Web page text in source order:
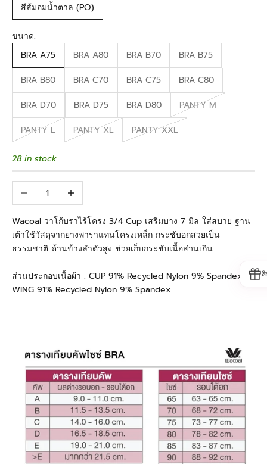
สีส้มอมน้ำตาล (PO)
ขนาด:
BRA A75
BRA A80 BRA B70
BRA B75
BRA B80
BRA C70 BRA C75
BRA C80
BRA D70
BRA D75 BRA D80
PANTY M
PANTY L
PANTY XL PANTY XXL
28 in stock
Decrease quantityIncrease quantity
Wacoal วาโก้บราไร้โครง 3/4 Cup เสริมบาง 7 มิล ใส่สบาย ฐาน
เต้าใช้วัสดุจากยางพาราแทนโครงเหล็ก กระชับอกสวยเป็น
ธรรมชาติ ด้านข้างลำตัวสูง ช่วยเก็บกระชับเนื้อส่วนเกิน
ส่วนประกอบเนื้อผ้า : CUP 91% Recycled Nylon 9% Spandex
WING 91% Recycled Nylon 9% Spandex